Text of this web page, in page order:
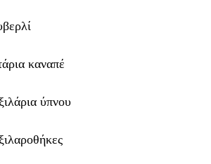
καναπέ
ύπνου